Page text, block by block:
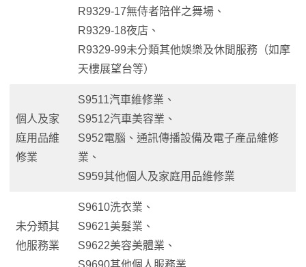
R9329-17無侍者陪伴之舞場、
R9329-18夜店、
R9329-99未分類其他娛樂及休閒服務（如摩
天樓展望台等）
個人及家
庭用品維
修業
S9511汽車維修業、
S9512汽車美容業、
S952電腦、通訊傳播設備及電子產品維修
業、
S959其他個人及家庭用品維修業
未分類其
他服務業
S9610洗衣業、
S9621美髮業、
S9622美容美體業、
S9690其他個人服務業